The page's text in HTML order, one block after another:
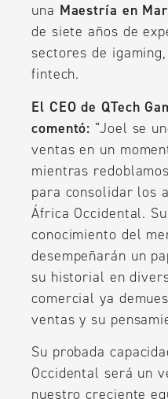
una Maestría en
de siete años de
sectores de
fintech.
El CEO de QTech
comentó: “Joel se
ventas en un
mientras
para consolidar los
África Occidental.
conocimiento del
desempeñarán un
su historial en
comercial ya
ventas y su
Su probada
Occidental será un
nuestro creciente